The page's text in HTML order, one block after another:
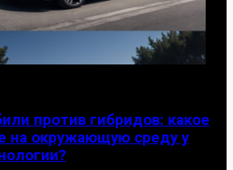
против гибридов: какое
на окружающую среду у